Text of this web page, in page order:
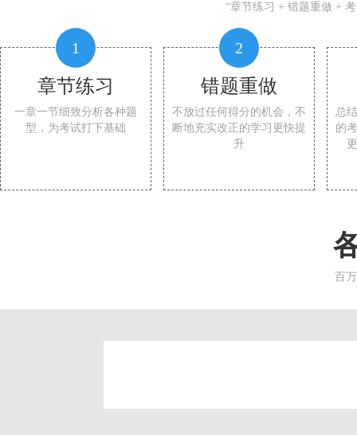
“章节练习 + 错题重做 +
1
章节练习
一章一节细致分析各种题
型，为考试打下基础
2
错题重做
不放过任何得分的机会，不
断地充实改正的学习更快提
升
总
的
百